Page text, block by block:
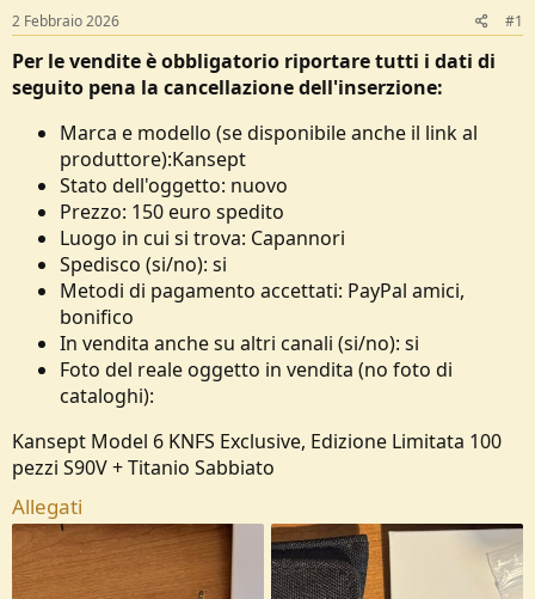
D
i
s
u
i
z
i
2 Febbraio 2026 #1
Per le vendite è obbligatorio riportare tutti i dati di
seguito pena la cancellazione dell'inserzione:
Marca e modello (se disponibile anche il link al
produttore):Kansept
Stato dell'oggetto: nuovo
Prezzo: 150 euro spedito
Luogo in cui si trova: Capannori
Spedisco (si/no): si
Metodi di pagamento accettati: PayPal amici,
bonifico
In vendita anche su altri canali (si/no): si
Foto del reale oggetto in vendita (no foto di
cataloghi):
Kansept Model 6 KNFS Exclusive, Edizione Limitata 100
pezzi S90V + Titanio Sabbiato
Allegati